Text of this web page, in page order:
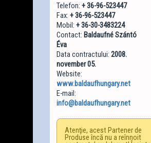
Telefon: + 36-96-523447
Fax: + 36-96-523447
Mobil: + 36-30-3483224
Contact: Baldaufné Szántó
Éva
Data contractului: 2008.
november 05.
Website:
www.baldaufhungary.net
E-mail:
info@baldaufhungary.net
Atenţie, acest Partener de
Produse încă nu a reînnoit